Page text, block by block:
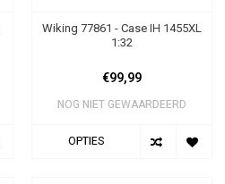
Wiking 77861 - Case IH 1455XL
1:32
€99,99
NOG NIET GEWAARDEERD
OPTIES